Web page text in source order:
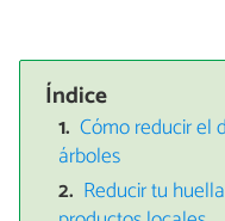
Índice
Cómo reducir el
árboles
Reducir tu